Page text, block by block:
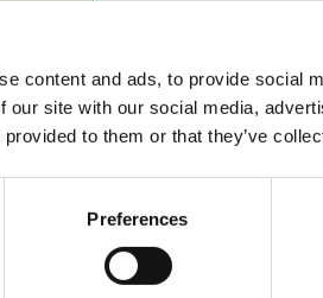
content and ads, to provide social
our site with our social media,
provided to them or that they’ve
Preferences
il supporto di cui hanno